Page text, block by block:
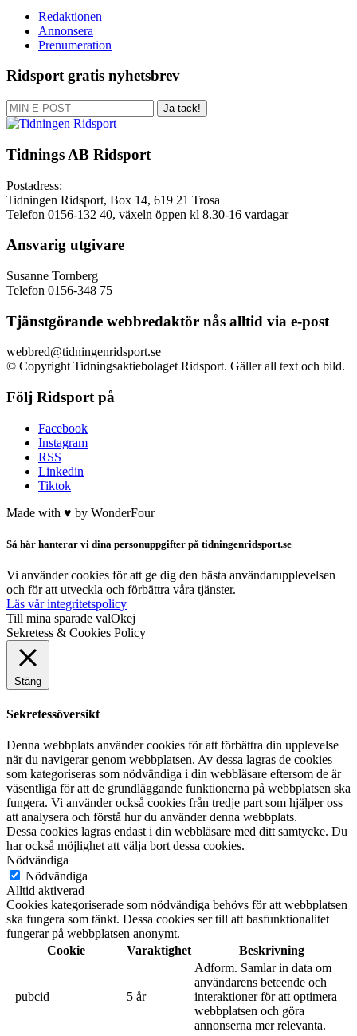
Redaktionen
Annonsera
Prenumeration
Ridsport gratis nyhetsbrev
Ja tack!
Tidnings AB Ridsport
Postadress:
Tidningen Ridsport, Box 14, 619 21 Trosa
Telefon 0156-132 40, växeln öppen kl 8.30-16 vardagar
Ansvarig utgivare
Susanne Tornberg
Telefon 0156-348 75
Tjänstgörande webbredaktör nås alltid via e-post
webbred@tidningenridsport.se
© Copyright Tidningsaktiebolaget Ridsport. Gäller all text och bild.
Följ Ridsport på
Facebook
Instagram
RSS
Linkedin
Tiktok
Made with ♥ by WonderFour
Så här hanterar vi dina personuppgifter på tidningenridsport.se
Vi använder cookies för att ge dig den bästa användarupplevelsen
och för att utveckla och förbättra våra tjänster.
Läs vår integritetspolicy
Till mina sparade valOkej
Sekretess & Cookies Policy
Stäng
Sekretessöversikt
Denna webbplats använder cookies för att förbättra din upplevelse
när du navigerar genom webbplatsen. Av dessa lagras de cookies
som kategoriseras som nödvändiga i din webbläsare eftersom de är
väsentliga för att de grundläggande funktionerna på webbplatsen ska
fungera. Vi använder också cookies från tredje part som hjälper oss
att analysera och förstå hur du använder denna webbplats.
Dessa cookies lagras endast i din webbläsare med ditt samtycke. Du
har också möjlighet att välja bort dessa cookies.
Nödvändiga
Nödvändiga
Alltid aktiverad
Cookies kategoriserade som nödvändiga behövs för att webbplatsen
ska fungera som tänkt. Dessa cookies ser till att basfunktionalitet
fungerar på webbplatsen anonymt.
Cookie
Varaktighet Beskrivning
_pubcid 5 år
Adform. Samlar in data om
användarens beteende och
interaktioner för att optimera
webbplatsen och göra
annonserna mer relevanta.